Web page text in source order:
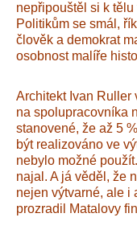
nepřipouštěl si k
Politikům se smál,
člověk a demokrat
osobnost malíře
Architekt Ivan Ruller
na spolupracovníka
stanovené, že až 5
být realizováno ve
nebylo možné
najal. A já věděl, že
nejen výtvarné, ale i
prozradil Matalovy